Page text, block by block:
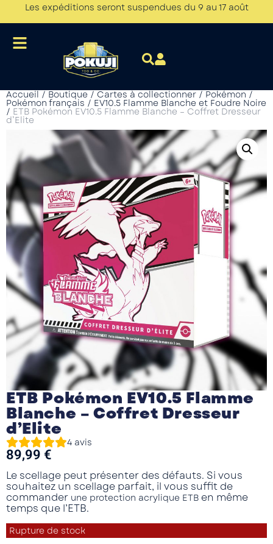
Les expéditions seront suspendues du 9 au 17 août
Accueil / Boutique / Cartes à collectionner / Pokémon /
Pokémon français / EV10.5 Flamme Blanche et Foudre Noire
/ ETB Pokémon EV10.5 Flamme Blanche – Coffret Dresseur
d’Elite
ETB Pokémon EV10.5 Flamme
Blanche – Coffret Dresseur
d’Elite
4 avis
89,99 €
Le scellage peut présenter des défauts. Si vous
souhaitez un scellage parfait, il vous suffit de
commander une protection acrylique ETB en même
temps que l’ETB.
Rupture de stock